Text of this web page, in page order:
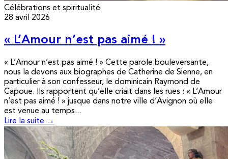
Célébrations et spiritualité
28 avril 2026
« L’Amour n’est pas aimé ! »
« L’Amour n’est pas aimé ! » Cette parole bouleversante,
nous la devons aux biographes de Catherine de Sienne, en
particulier à son confesseur, le dominicain Raymond de
Capoue. Ils rapportent qu’elle criait dans les rues : « L’Amour
n’est pas aimé ! » jusque dans notre ville d’Avignon où elle
est venue au temps...
Lire la suite →